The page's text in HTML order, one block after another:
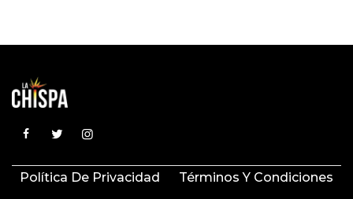
Política De Privacidad Términos Y Condiciones